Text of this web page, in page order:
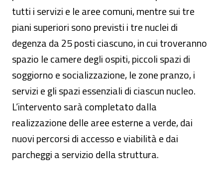
tutti i servizi e le aree comuni, mentre sui tre
piani superiori sono previsti i tre nuclei di
degenza da 25 posti ciascuno, in cui troveranno
spazio le camere degli ospiti, piccoli spazi di
soggiorno e socializzazione, le zone pranzo, i
servizi e gli spazi essenziali di ciascun nucleo.
L’intervento sarà completato dalla
realizzazione delle aree esterne a verde, dai
nuovi percorsi di accesso e viabilità e dai
parcheggi a servizio della struttura.